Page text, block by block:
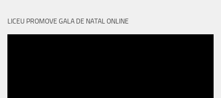
LICEU PROMOVE GALA DE NATAL ONLINE